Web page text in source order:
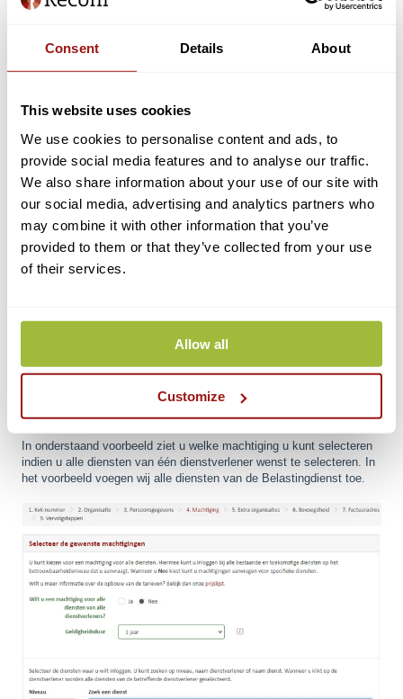
Consent Details About
This website uses cookies
We use cookies to personalise content and ads, to
provide social media features and to analyse our traffic.
We also share information about your use of our site with
our social media, advertising and analytics partners who
may combine it with other information that you’ve
provided to them or that they’ve collected from your use
of their services.
Allow all
Customize
Machtigingen voor alle diensten van alle dienstverleners (meest
Met deze machtiging kunt u overal inloggen waar het gekozen niveau
In onderstaande afbeelding ziet u hoe u een machtiging voor alle
Machtiging voor alle diensten van één (of meerdere)
dienstverleners:
Dit heeft als voordeel dat als de dienstverlener een loket toevoegt, u
hier automatisch voor wordt gemachtigd.
In onderstaand voorbeeld ziet u welke machtiging u kunt selecteren
indien u alle diensten van één dienstverlener wenst te selecteren. In
het voorbeeld voegen wij alle diensten van de Belastingdienst toe.